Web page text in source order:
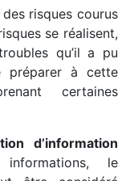
risques courus
se réalisent,
qu’il a pu
préparer à cette
certaines
d’information
le